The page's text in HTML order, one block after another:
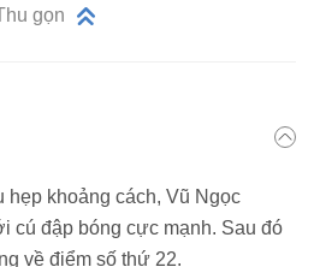
gọn
hẹp khoảng cách, Vũ Ngọc
cú đập bóng cực mạnh. Sau đó
về điểm số thứ 22.